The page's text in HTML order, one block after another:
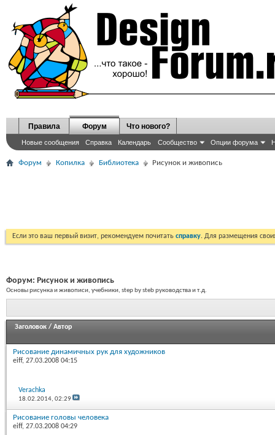
Правила Форум
Новые сообщения Справка Календарь Сообщество Опции форума
Что нового?
Форум Копилка Библиотека Рисунок и живопись
Если это ваш первый визит, рекомендуем почитать справку. Для размещения
Форум: Рисунок и живопись
Основы рисунка и живописи, учебники, step by steb руководства и т.д.
Заголовок / Автор
Рисование динамичных рук для художников
eiff, 27.03.2008 04:15
Verachka
18.02.2014,02:29
Рисование головы человека
eiff, 27.03.2008 04:29